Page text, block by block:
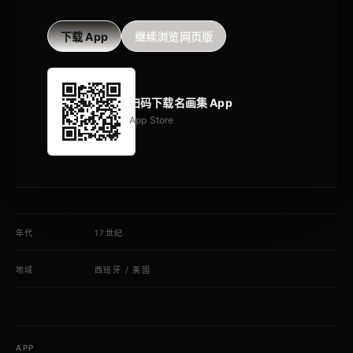
下载 App 继续浏览网页版
扫码下载名画集 App
App Store
年代 17世纪
地域 西班牙 /美国
APP